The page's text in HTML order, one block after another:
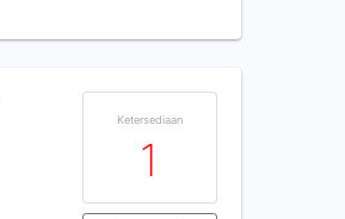
Ketersediaan
1